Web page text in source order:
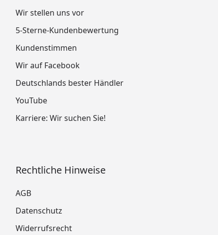
Wir stellen uns vor
5-Sterne-Kundenbewertung
Kundenstimmen
Wir auf Facebook
Deutschlands bester Händler
YouTube
Karriere: Wir suchen Sie!
Rechtliche Hinweise
AGB
Datenschutz
Widerrufsrecht